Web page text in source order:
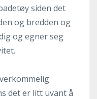
siden det
og bredden og
og egner seg
det er litt uvant å